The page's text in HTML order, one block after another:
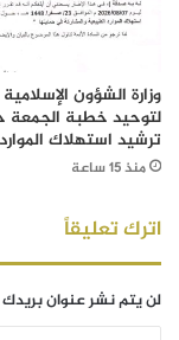
وزارة الشؤون
لتوحيد خطبة
ترشيد استهلاك
منذ 15 ساعة
اترك تعليقاً
لن يتم نشر عنوان بريدك